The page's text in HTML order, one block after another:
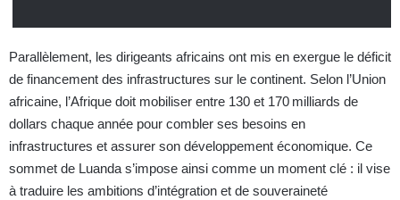
Parallèlement, les dirigeants africains ont mis en exergue le déficit
de financement des infrastructures sur le continent. Selon l’Union
africaine, l’Afrique doit mobiliser entre 130 et 170 milliards de
dollars chaque année pour combler ses besoins en
infrastructures et assurer son développement économique. Ce
sommet de Luanda s’impose ainsi comme un moment clé : il vise
à traduire les ambitions d’intégration et de souveraineté